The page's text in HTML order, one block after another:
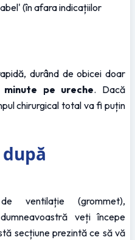
(în afara indicațiilor
durând de obicei doar
pe ureche. Dacă
chirurgical total va fi puțin
ventilație (grommet),
veți începe
secțiune prezintă ce să vă